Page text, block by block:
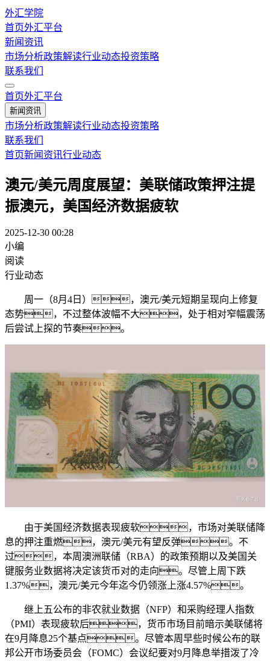
外汇学院
首页外汇平台
新闻资讯
市场分析政策解读行业动态投资策略
联系我们
首页外汇平台
新闻资讯
市场分析政策解读行业动态投资策略
联系我们
首页新闻资讯行业动态
澳元/美元周度展望：美联储政策押注提
振澳元，美国经济数据疲软
2025-12-30 00:28
小编
阅读
行业动态
周一（8月4日），澳元/美元短期呈现向上修复
态势，不过整体波幅不大，处于相对窄幅震荡
后尝试上探的节奏。
由于美国经济数据表现疲软，市场对美联储降
息的押注重燃，澳元/美元有望反弹。不
过，本周澳洲联储（RBA）的政策预期以及美国关
键服务业数据将决定该货币对的走向。尽管上周下跌
1.37%，澳元/美元今年迄今仍领涨上涨4.57%。
继上五公布的非农就业数据（NFP）和采购经理人指数
（PMI）表现疲软后，货币市场目前暗示美联储将
在9月降息25个基点。尽管本周早些时候公布的联
邦公开市场委员会（FOMC）会议纪要对9月降息举措泼了冷